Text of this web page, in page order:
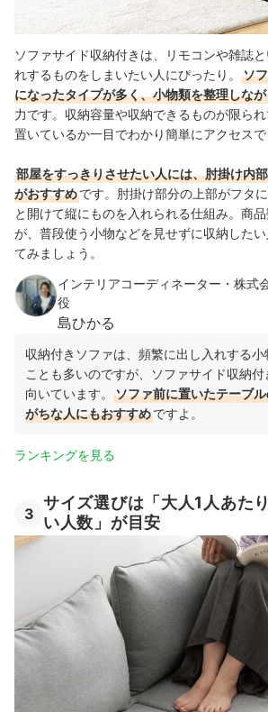
ソファサイド収納付きは、リモコンや雑誌
れするものをしまいたい人にぴったり。
ソ
になったタイプが多く、小物類を整理しな
力です。収納容量や収納できるものが限ら
置いているか一目でわかり簡単にアクセスで
部屋をすっきりさせたい人には、肘掛け内
がおすすめです。肘掛け部分の上部がフタ
と開けて縦にものを入れられる仕組み。商
が、普段使う小物などを見せずに収納した
てみましょう。
インテリアコーディネーター・株式
役
島ひかる
収納付きソファは、頻繁に出し入れする
ことも多いのですが、ソファサイド収納
向いています。
ソファ前に置いたテーブ
がちな人にもおすすめですよ。
ランキングを見る
3
サイズ選びは「大人1人あた
い人数」が目安